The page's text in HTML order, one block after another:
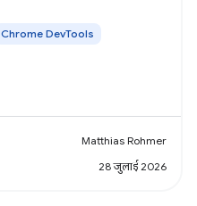
Chrome DevTools
Matthias Rohmer
28 जुलाई 2026